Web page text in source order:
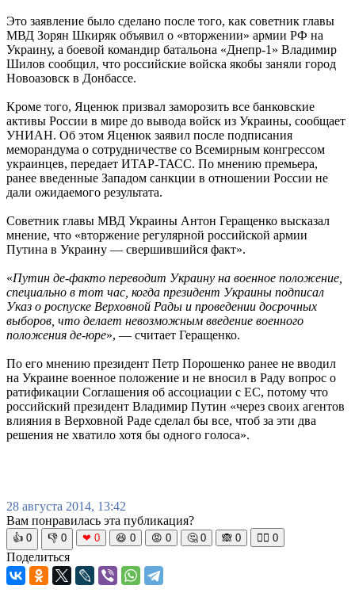
Это заявление было сделано после того, как советник главы
МВД Зорян Шкиряк объявил о «вторжении» армии РФ на
Украину, а боевой командир батальона «Днепр-1» Владимир
Шилов сообщил, что российские войска якобы заняли город
Новоазовск в Донбассе.
Кроме того, Яценюк призвал заморозить все банковские
активы России в мире до вывода войск из Украины, сообщает
УНИАН. Об этом Яценюк заявил после подписания
меморандума о сотрудничестве со Всемирным конгрессом
украинцев, передает ИТАР-ТАСС. По мнению премьера,
ранее введенные Западом санкции в отношении России не
дали ожидаемого результата.
Советник главы МВД Украины Антон Геращенко высказал
мнение, что «вторжение регулярной российской армии
Путина в Украину — свершившийся факт».
«Путин де-факто переводит Украину на военное положение,
специально в тот час, когда президент Украины подписал
Указ о роспуске Верховной Рады и проведении досрочных
выборов, что делает невозможным введение военного
положения де-юре», — считает Геращенко.
По его мнению президент Петр Порошенко ранее не вводил
на Украине военное положение и не вносил в Раду вопрос о
ратификации Соглашения об ассоциации с ЕС, потому что
российский президент Владимир Путин «через своих агентов
влияния в Верховной Раде сделал бы все, чтоб за эти два
решения не хватило хотя бы одного голоса».
28 августа 2014, 13:42
Вам понравилась эта публикация?
👍 0 👎 0 ❤ 0 😆 0 😡 0 🤔 0 🙈 0 🧘‍♀️ 0
Поделиться